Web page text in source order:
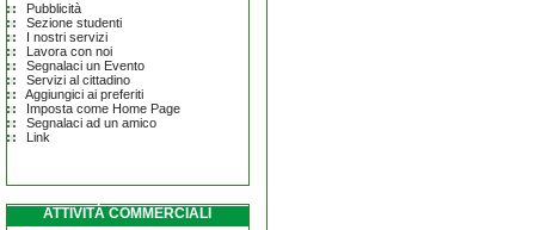
Pubblicità
Sezione studenti
I nostri servizi
Lavora con noi
Segnalaci un Evento
Servizi al cittadino
Aggiungici ai preferiti
Imposta come Home Page
Segnalaci ad un amico
Link
ATTIVITÀ COMMERCIALI